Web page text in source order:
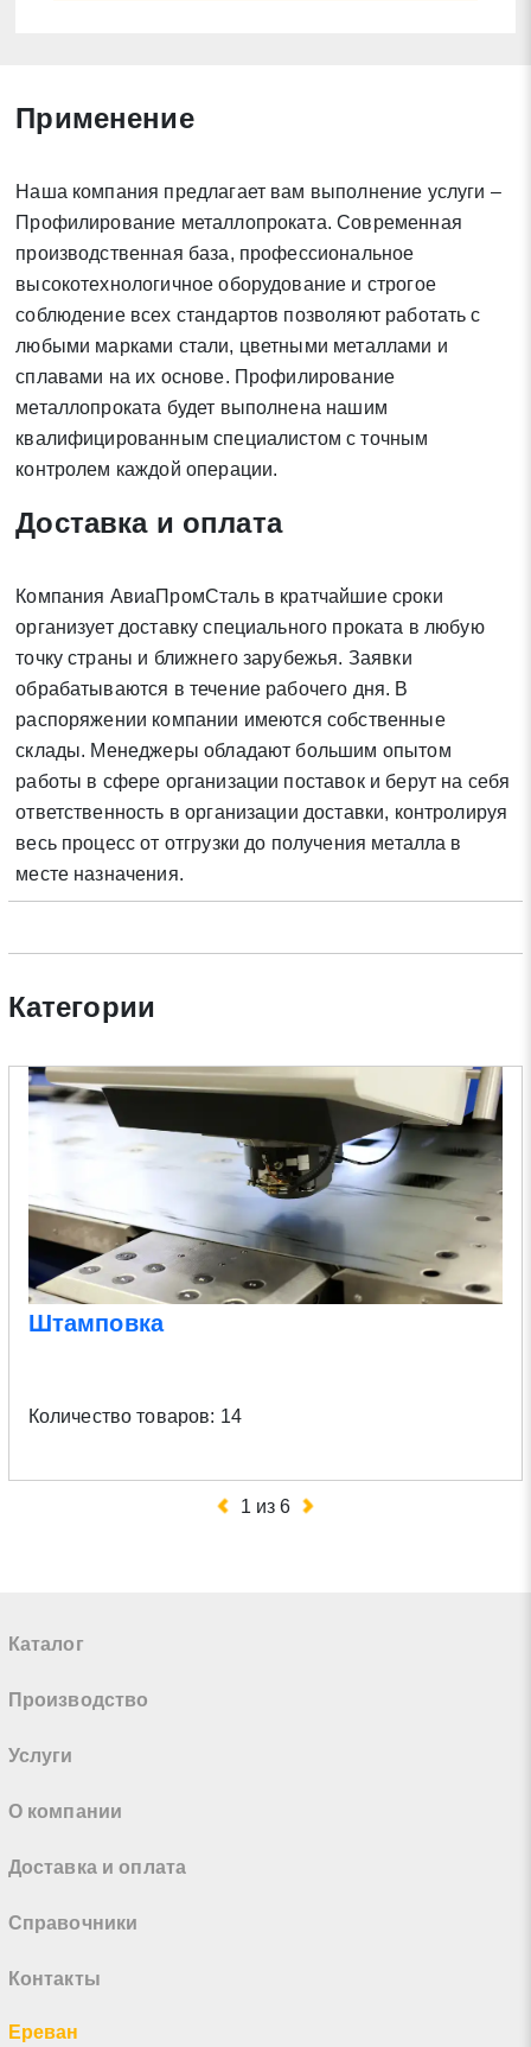
Поиск
Применение
Наша компания предлагает вам выполнение услуги –
Профилирование металлопроката. Современная
производственная база, профессиональное
высокотехнологичное оборудование и строгое
соблюдение всех стандартов позволяют работать с
любыми марками стали, цветными металлами и
сплавами на их основе. Профилирование
металлопроката будет выполнена нашим
квалифицированным специалистом с точным
контролем каждой операции.
Доставка и оплата
Компания АвиаПромСталь в кратчайшие сроки
организует доставку специального проката в любую
точку страны и ближнего зарубежья. Заявки
обрабатываются в течение рабочего дня. В
распоряжении компании имеются собственные
склады. Менеджеры обладают большим опытом
работы в сфере организации поставок и берут на себя
ответственность в организации доставки, контролируя
весь процесс от отгрузки до получения металла в
месте назначения.
Категории
Штамповка
Количество товаров: 14
1 из6
Каталог
Производство
Услуги
О компании
Доставка и оплата
Справочники
Контакты
Ереван
Закрыть
* - обязательные поля для заполнения
Отправить заявку
Нажимая на кнопку «Отправить заявку» Вы даете согласие
на обработку своих персональных данных в соответствии со
«О персональных данных», а также соглашаетесь на
информационную рассылку по средством e-mail или СМС